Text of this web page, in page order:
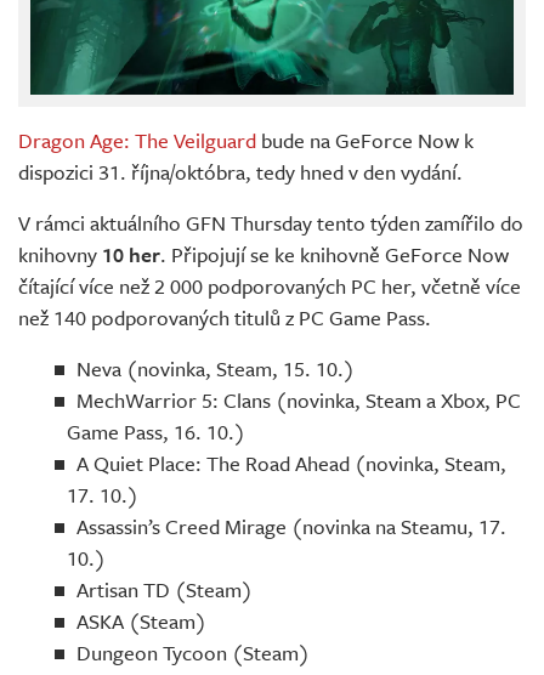
Dragon Age: The Veilguard bude na GeForce Now k
dispozici 31. října/októbra, tedy hned v den vydání.
V rámci aktuálního GFN Thursday tento týden zamířilo do
knihovny 10 her. Připojují se ke knihovně GeForce Now
čítající více než 2 000 podporovaných PC her, včetně více
než 140 podporovaných titulů z PC Game Pass.
Neva (novinka, Steam, 15. 10.)
MechWarrior 5: Clans (novinka, Steam a Xbox, PC
Game Pass, 16. 10.)
A Quiet Place: The Road Ahead (novinka, Steam,
17. 10.)
Assassin’s Creed Mirage (novinka na Steamu, 17.
10.)
Artisan TD (Steam)
ASKA (Steam)
Dungeon Tycoon (Steam)